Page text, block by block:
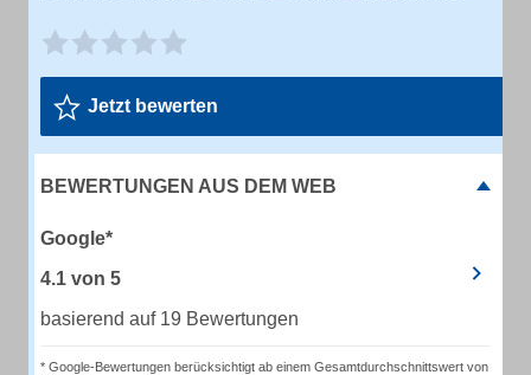
Jetzt bewerten
BEWERTUNGEN AUS DEM WEB
Google*
4.1 von 5
basierend auf 19 Bewertungen
* Google-Bewertungen berücksichtigt ab einem Gesamtdurchschnittswert von